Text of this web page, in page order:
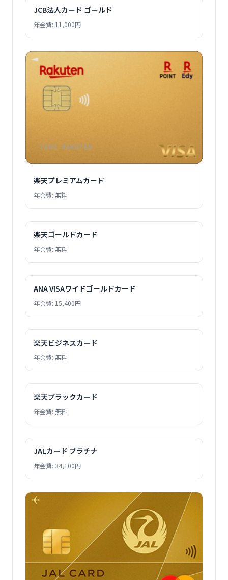
JCB法人カード ゴールド
年会費: 11,000円
楽天プレミアムカード
年会費: 無料
楽天ゴールドカード
年会費: 無料
ANA VISAワイドゴールドカード
年会費: 15,400円
楽天ビジネスカード
年会費: 無料
楽天ブラックカード
年会費: 無料
JALカード プラチナ
年会費: 34,100円